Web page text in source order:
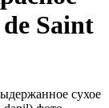
Saint